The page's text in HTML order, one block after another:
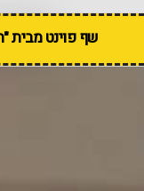
שף פוינט מבית